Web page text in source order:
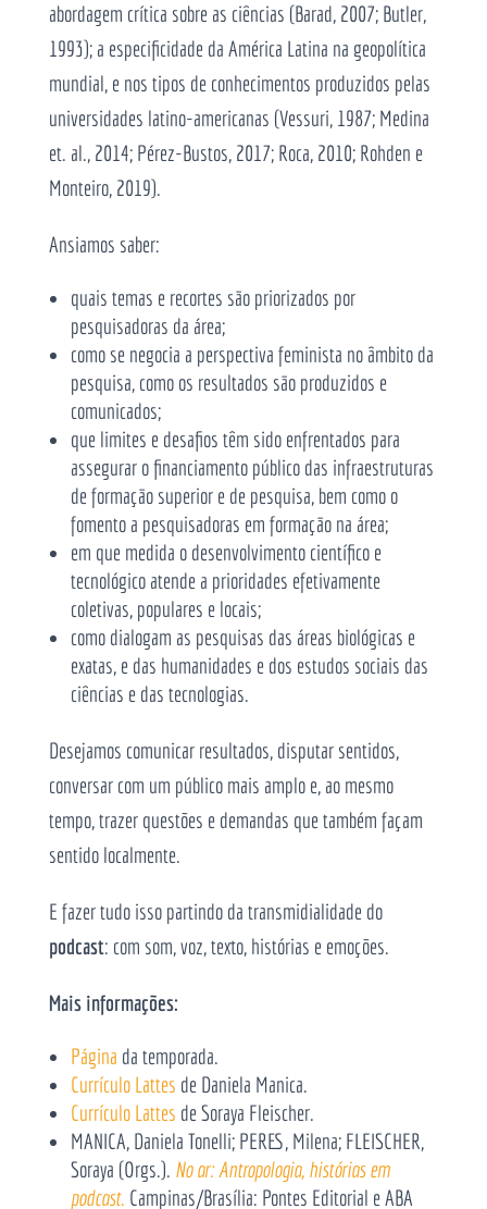
abordagem crítica sobre as ciências (Barad, 2007; Butler,
1993); a especificidade da América Latina na geopolítica
mundial, e nos tipos de conhecimentos produzidos pelas
universidades latino-americanas (Vessuri, 1987; Medina
et. al., 2014; Pérez-Bustos, 2017; Roca, 2010; Rohden e
Monteiro, 2019).
Ansiamos saber:
quais temas e recortes são priorizados por
pesquisadoras da área;
como se negocia a perspectiva feminista no âmbito da
pesquisa, como os resultados são produzidos e
comunicados;
que limites e desafios têm sido enfrentados para
assegurar o financiamento público das infraestruturas
de formação superior e de pesquisa, bem como o
fomento a pesquisadoras em formação na área;
em que medida o desenvolvimento científico e
tecnológico atende a prioridades efetivamente
coletivas, populares e locais;
como dialogam as pesquisas das áreas biológicas e
exatas, e das humanidades e dos estudos sociais das
ciências e das tecnologias.
Desejamos comunicar resultados, disputar sentidos,
conversar com um público mais amplo e, ao mesmo
tempo, trazer questões e demandas que também façam
sentido localmente.
E fazer tudo isso partindo da transmidialidade do
podcast: com som, voz, texto, histórias e emoções.
Mais informações:
Página da temporada.
Currículo Lattes de Daniela Manica.
Currículo Lattes de Soraya Fleischer.
MANICA, Daniela Tonelli; PERES, Milena; FLEISCHER,
Soraya (Orgs.). No ar: Antropologia, histórias em
podcast. Campinas/Brasília: Pontes Editorial e ABA